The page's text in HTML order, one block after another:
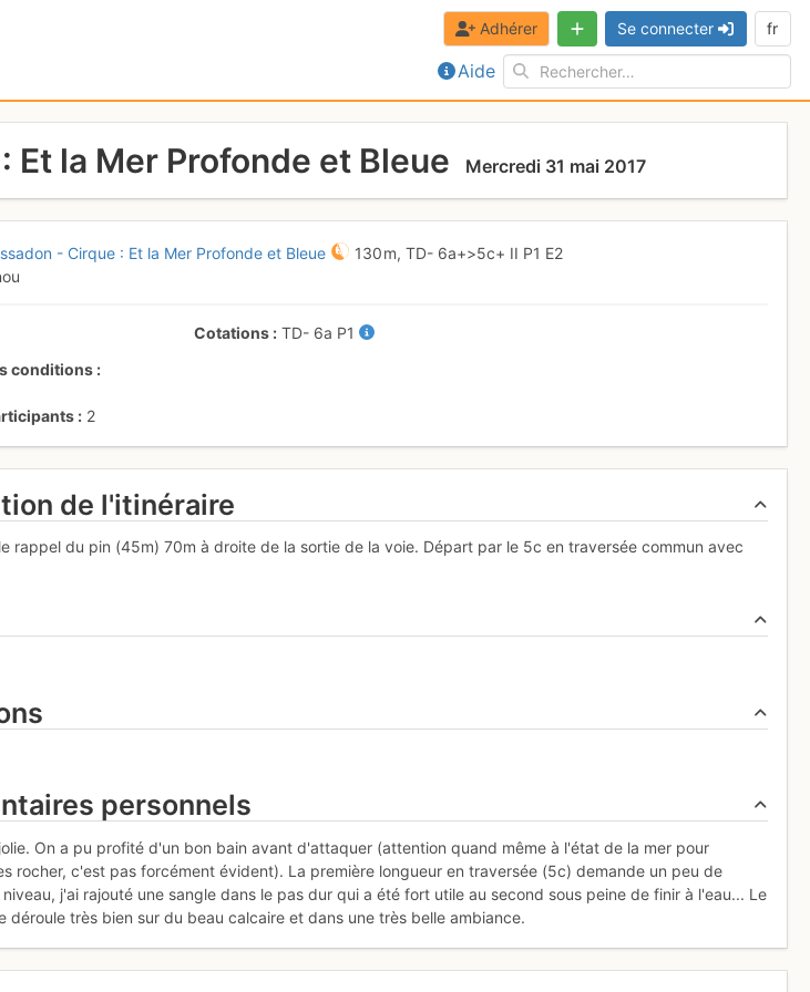
Aide
Adhérer Se connecter fr
Et la Mer Profonde et Bleue Mercredi 31 mai 2017
- Cirque : Et la Mer Profonde et Bleue 130 m,TD- 6a+>5c+ II P1 E2
conditions
2
Cotations TD- 6a P1
de l'itinéraire
rappel du pin (45m) 70m à droite de la sortie de la voie. Départ par le 5c en traversée commun avec
personnels
On a pu profité d'un bon bain avant d'attaquer (attention quand même à l'état de la mer pour
rocher, c'est pas forcément évident). La première longueur en traversée (5c) demande un peu de
j'ai rajouté une sangle dans le pas dur qui a été fort utile au second sous peine de finir à l'eau... Le
déroule très bien sur du beau calcaire et dans une très belle ambiance.